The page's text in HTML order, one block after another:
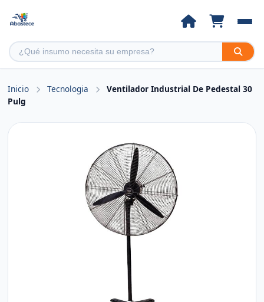
Inicio Tecnologia
Ventilador Industrial De Pedestal 30
Pulg